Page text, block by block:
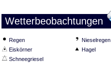
Wetterbeobachtungen
Regen Nieselregen
Eiskörner
Hagel
Schneegriesel